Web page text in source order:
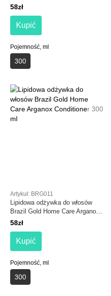
Gold Home Care Aqua Shimmer
58zł
Kupić
Pojemność, ml
300
Artykuł: BRG011
Lipidowa odżywka do włosów
Brazil Gold Home Care Arganox
Conditioner 300 ml
58zł
Kupić
Pojemność, ml
300